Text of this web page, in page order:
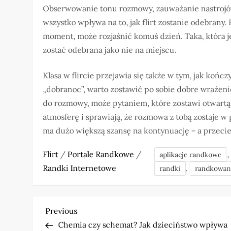
Obserwowanie tonu rozmowy, zauważanie
wszystko wpływa na to, jak flirt zostanie
moment, może rozjaśnić komuś dzień. Taka, która
zostać odebrana jako nie na miejscu.
Klasa w flircie przejawia się także w tym, jak
„dobranoc”, warto zostawić po sobie dobre
do rozmowy, może pytaniem, które zostawi
atmosferę i sprawiają, że rozmowa z tobą zostaje
ma dużo większą szansę na kontynuację – a
Flirt / Portale Randkowe /
Randki Internetowe
aplikacje randkowe ,
randki ,
N
Previous
Post
Previous
Chemia czy schemat? Jak dzieciństwo wpływa